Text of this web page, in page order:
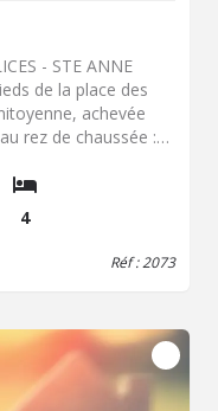
- STE ANNE
de la place des
achevée
rez de chaussée :
trois
m² . Terrasse 35 m²
62 m² (4.50 %
4
Réf : 2073